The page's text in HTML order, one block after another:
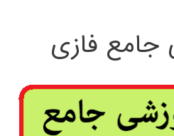
جامع فازی